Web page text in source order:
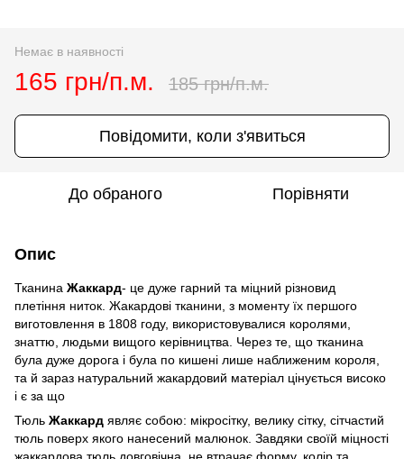
Немає в наявності
165 грн/п.м. 185 грн/п.м.
Повідомити, коли з'явиться
До обраного Порівняти
Опис
Тканина Жаккард- це дуже гарний та міцний різновид
плетіння ниток. Жакардові тканини, з моменту їх першого
виготовлення в 1808 году, використовувалися королями,
знаттю, людьми вищого керівництва. Через те, що тканина
була дуже дорога і була по кишені лише наближеним короля,
та й зараз натуральний жакардовий матеріал цінується високо
і є за що
Тюль Жаккард являє собою: мікросітку, велику сітку, сітчастий
тюль поверх якого нанесений малюнок. Завдяки своїй міцності
жаккардова тюль довговічна, не втрачає форму, колір та